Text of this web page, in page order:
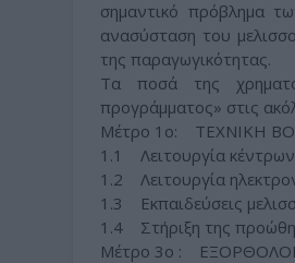
σημαντικό πρόβλημα
ανασύσταση του
της παραγωγικότητας.
Τα ποσά της
προγράμματος» στις
Μέτρο 1ο: ΤΕΧΝΙΚΗ
1.1 Λειτουργία κέντρων
1.2 Λειτουργία
1.3 Εκπαιδεύσεις
1.4 Στήριξη της
Μέτρο 3ο :